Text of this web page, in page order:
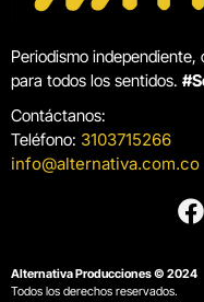
Periodismo
para todos los sentidos.
Contáctanos:
Teléfono: 3103715266
info@alternativa.com.co
Alternativa Producciones © 2024
Todos los derechos reservados.